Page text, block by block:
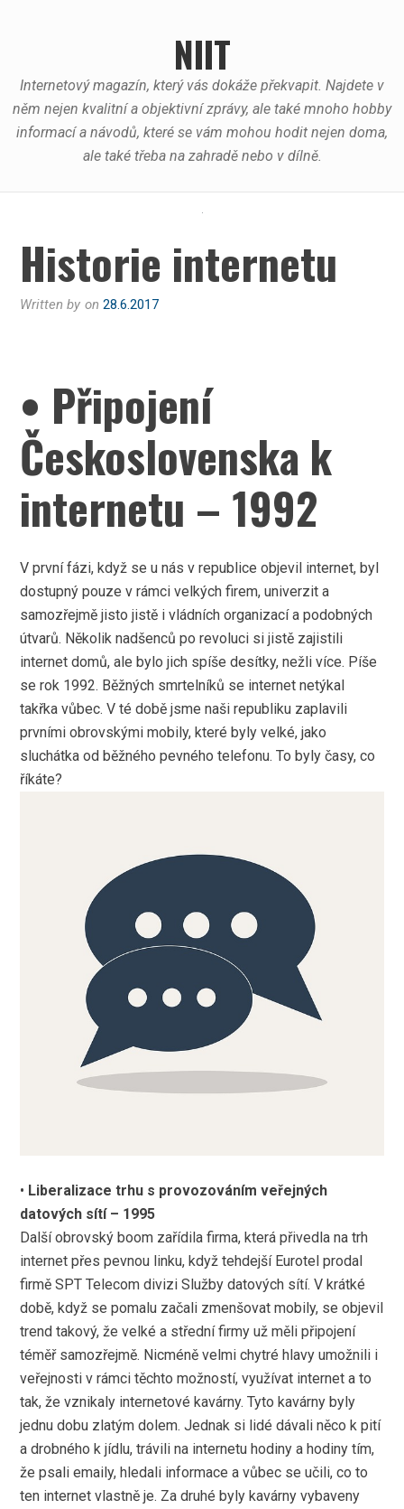
NIIT
Internetový magazín, který vás dokáže překvapit. Najdete v
něm nejen kvalitní a objektivní zprávy, ale také mnoho hobby
informací a návodů, které se vám mohou hodit nejen doma,
ale také třeba na zahradě nebo v dílně.
Historie internetu
Written by on28.6.2017
• Připojení
Československa k
internetu – 1992
V první fázi, když se u nás v republice objevil internet, byl
dostupný pouze v rámci velkých firem, univerzit a
samozřejmě jisto jistě i vládních organizací a podobných
útvarů. Několik nadšenců po revoluci si jistě zajistili
internet domů, ale bylo jich spíše desítky, nežli více. Píše
se rok 1992. Běžných smrtelníků se internet netýkal
takřka vůbec. V té době jsme naši republiku zaplavili
prvními obrovskými mobily, které byly velké, jako
sluchátka od běžného pevného telefonu. To byly časy, co
říkáte?
• Liberalizace trhu s provozováním veřejných
datových sítí – 1995
Další obrovský boom zařídila firma, která přivedla na trh
internet přes pevnou linku, když tehdejší Eurotel prodal
firmě SPT Telecom divizi Služby datových sítí. V krátké
době, když se pomalu začali zmenšovat mobily, se objevil
trend takový, že velké a střední firmy už měli připojení
téměř samozřejmě. Nicméně velmi chytré hlavy umožnili i
veřejnosti v rámci těchto možností, využívat internet a to
tak, že vznikaly internetové kavárny. Tyto kavárny byly
jednu dobu zlatým dolem. Jednak si lidé dávali něco k pití
a drobného k jídlu, trávili na internetu hodiny a hodiny tím,
že psali emaily, hledali informace a vůbec se učili, co to
ten internet vlastně je. Za druhé byly kavárny vybaveny